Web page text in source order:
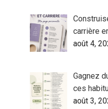
carrière
août 4,
Gagnez
ces
août 3,